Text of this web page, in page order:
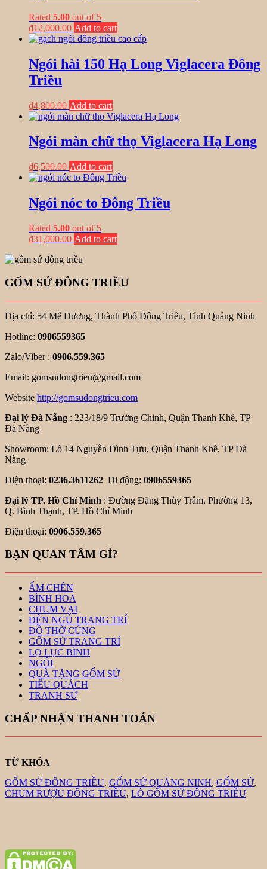
Rated 5.00 out of 5
₫12,000.00 Add to cart
Ngói hài 150 Hạ Long Viglacera Đông
Triều
₫4,800.00 Add to cart
Ngói màn chữ thọ Viglacera Hạ Long
₫6,500.00 Add to cart
Ngói nóc to Đông Triều
Rated 5.00 out of 5
₫31,000.00 Add to cart
GỐM SỨ ĐÔNG TRIỀU
Địa chỉ: 54 Mễ Dương, Thành Phố Đông Triều, Tỉnh Quảng Ninh
Hotline: 0906559365
Zalo/Viber : 0906.559.365
Email: gomsudongtrieu@gmail.com
Website http://gomsudongtrieu.com
Đại lý Đà Nẵng : 223/18/9 Trường Chinh, Quận Thanh Khê, TP
Đà Nẵng
Showroom: Lô 14 Nguyễn Đình Tựu, Quận Thanh Khê, TP Đà
Nẵng
Điện thoại: 0236.3611262 Di động: 0906559365
Đại lý TP. Hồ Chí Minh : Đường Đặng Thùy Trâm, Phường 13,
Q. Bình Thạnh, TP. Hồ Chí Minh
Điện thoại: 0906.559.365
BẠN QUAN TÂM GÌ?
ẤM CHÉN
BÌNH HOA
CHUM VẠI
ĐÈN NGỦ TRANG TRÍ
ĐỒ THỜ CÚNG
GỐM SỨ TRANG TRÍ
LỌ LỤC BÌNH
NGÓI
QUÀ TẶNG GỐM SỨ
TIỂU QUÁCH
TRANH SỨ
CHẤP NHẬN THANH TOÁN
TỪ KHÓA
GỐM SỨ ĐÔNG TRIỀU, GỐM SỨ QUẢNG NINH, GỐM SỨ,
CHUM RƯỢU ĐÔNG TRIỀU, LÒ GỐM SỨ ĐÔNG TRIỀU